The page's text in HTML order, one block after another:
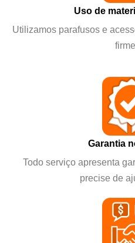
Uso de
Utilizamos parafusos e
Garantia
Todo serviço apresenta
precise de